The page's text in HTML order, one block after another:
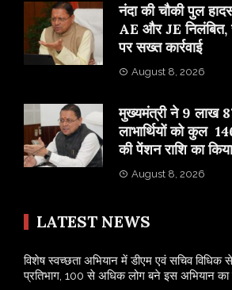
नंदा की चौकी पुल
AE और JE निलंबित,
पर सख्त कार्रवाई
August 8, 2026
मुख्यमंत्री ने 9 लाख
लाभार्थियों को कुल
की पेंशन राशि का
August 8, 2026
LATEST NEWS
विशेष स्वच्छता अभियान में डीएम एवं सचिव विधिक
प्रतिभाग, 100 से अधिक लोग बने इस अभियान का